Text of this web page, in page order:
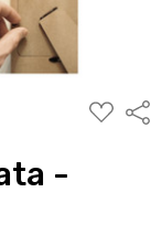
ALLA
-